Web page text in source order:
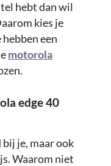
hebt dan wil
kies je
hebben een
motorola
edge 40
je, maar ook
Waarom niet